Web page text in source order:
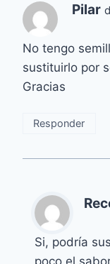
Pilar
No tengo
sustituirlo por
Gracias
Responder
Si, podría